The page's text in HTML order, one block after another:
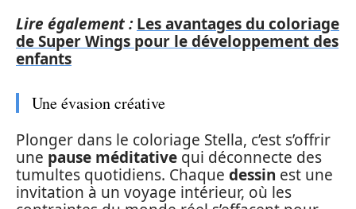
Lire également : Les avantages du coloriage
de Super Wings pour le développement des
enfants
Une évasion créative
Plonger dans le coloriage Stella, c’est s’offrir
une pause méditative qui déconnecte des
tumultes quotidiens. Chaque dessin est une
invitation à un voyage intérieur, où les